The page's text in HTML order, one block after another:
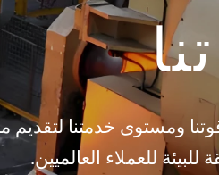
ومستوى خدمتنا لتقديم
للعملاء العالميين.